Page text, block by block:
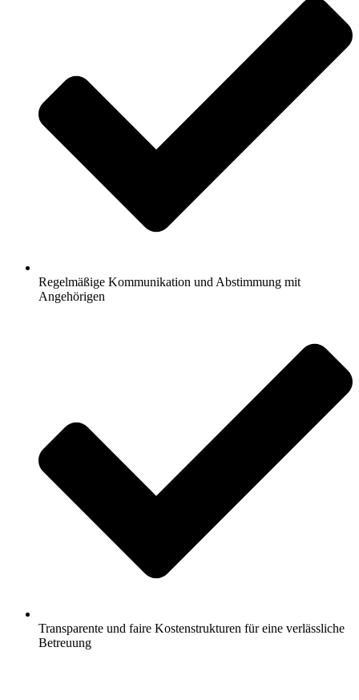
Regelmäßige Kommunikation und Abstimmung mit
Angehörigen
Transparente und faire Kostenstrukturen für eine verlässliche
Betreuung